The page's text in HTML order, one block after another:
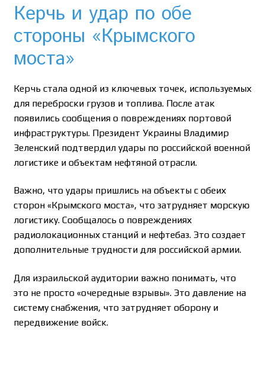
Керчь и удар по обе
стороны «Крымского
моста»
Керчь стала одной из ключевых точек, используемых
для переброски грузов и топлива. После атак
появились сообщения о повреждениях портовой
инфраструктуры. Президент Украины Владимир
Зеленский подтвердил удары по российской военной
логистике и объектам нефтяной отрасли.
Важно, что удары пришлись на объекты с обеих
сторон «Крымского моста», что затрудняет морскую
логистику. Сообщалось о повреждениях
радиолокационных станций и нефтебаз. Это создает
дополнительные трудности для российской армии.
Для израильской аудитории важно понимать, что
это не просто «очередные взрывы». Это давление на
систему снабжения, что затрудняет оборону и
передвижение войск.